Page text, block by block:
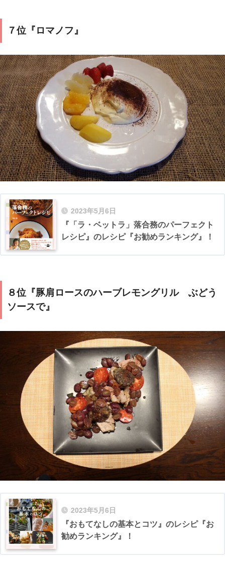
７位『ロマノフ』
2023年5月6日
『「ラ・ベットラ」落合務のパーフェクト
レシピ』のレシピ『お勧めランキング』！
８位『豚肩ロースのハーブレモングリル ぶどう
ソースで』
2023年5月6日
『おもてなしの基本とコツ』のレシピ『お
勧めランキング』！